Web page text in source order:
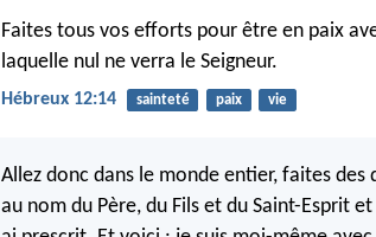
Faites tous vos efforts pour être en paix
laquelle nul ne verra le Seigneur.
Hébreux 12:14 sainteté paix vie
Allez donc dans le monde entier, faites
au nom du Père, du Fils et du Saint-Esprit